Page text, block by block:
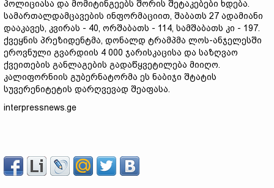
პოლიციასა და მომიტინგეებს შორის შეტაკებები ხდება.
სამართალდამცავების ინფორმაციით, შაბათს 27 ადამიანი
დააკავეს, კვირას - 40, ორშაბათს - 114, სამშაბათს კი - 197.
ქვეყნის პრეზიდენტმა, დონალდ ტრამპმა ლოს-ანჯელესში
ეროვნული გვარდიის 4 000 ჯარისკაცისა და საზღვაო
ქვეითების განლაგების გადაწყვეტილება მიიღო.
კალიფორნიის გუბერნატორმა ეს ნაბიჯი შტატის
სუვერენიტეტის დარღვევად შეაფასა.
interpressnews.ge